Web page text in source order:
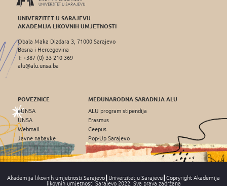
UNIVERZITET U SARAJEVU
AKADEMIJA LIKOVNIH UMJETNOSTI
Obala Maka Dizdara 3, 71000 Sarajevo
Bosna i Hercegovina
T: +387 (0) 33 210 369
alu@alu.unsa.ba
POVEZNICE
eUNSA
UNSA
Webmail
Javne nabavke
MEĐUNARODNA SARADNJA ALU
ALU program stipendija
Erasmus
Ceepus
Pop-Up Sarajevo
Akademija likovnih umjetnosti Sarajevo┃Univerzitet u Sarajevu┃Copryright Akademija
likovnih umjetnosti Sarajevo 2022, Sva prava zadržana